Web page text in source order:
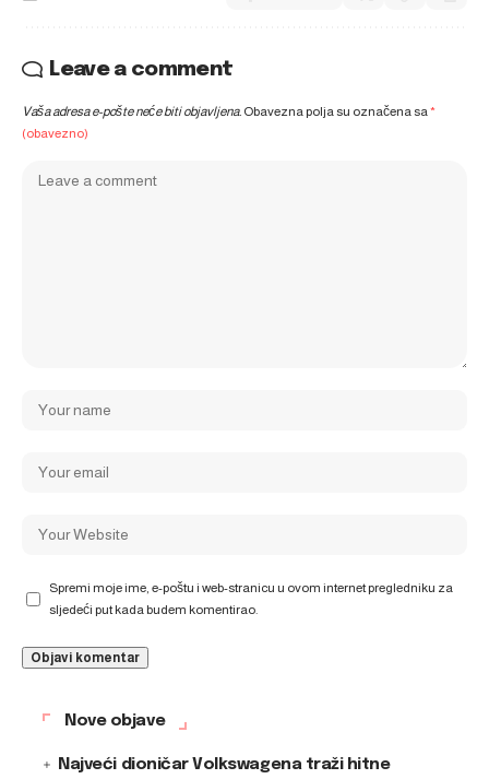
Leave a comment
Vaša adresa e-pošte neće biti objavljena. Obavezna polja su označena sa*
(obavezno)
Spremi moje ime, e-poštu i web-stranicu u ovom internet pregledniku za
sljedeći put kada budem komentirao.
Nove objave
Najveći dioničar Volkswagena traži hitne